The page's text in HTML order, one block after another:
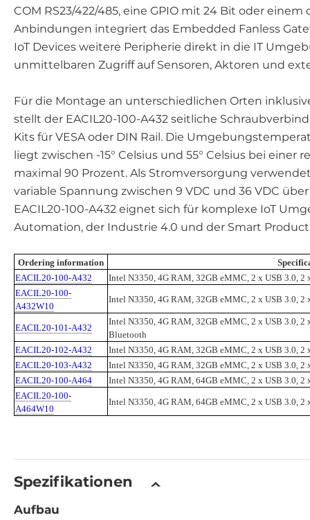
COM RS23/422/485, eine GPIO mit 24 Bit oder
Anbindungen integriert das Embedded Fanless
IoT Devices weitere Peripherie direkt in die IT
unmittelbaren Zugriff auf Sensoren, Aktoren und
Für die Montage an unterschiedlichen Orten
stellt der EACIL20-100-A432 seitliche
Kits für VESA oder DIN Rail. Die
liegt zwischen -15° Celsius und 55° Celsius bei
maximal 90 Prozent. Als Stromversorgung
variable Spannung zwischen 9 VDC und 36 VDC
EACIL20-100-A432 eignet sich für komplexe IoT
Automation, der Industrie 4.0 und der Smart
Ordering information
EACIL20-100-A432
Intel N3350, 4G RAM, 32GB eMMC, 2 x USB 3.0, 2
EACIL20-100-
A432W10
Intel N3350, 4G RAM, 32GB eMMC, 2 x USB 3.0, 2
EACIL20-101-A432
Intel N3350, 4G RAM, 32GB eMMC, 2 x USB 3.0,
Bluetooth
EACIL20-102-A432
Intel N3350, 4G RAM, 32GB eMMC, 2 x USB 3.0, 2
EACIL20-103-A432
Intel N3350, 4G RAM, 32GB eMMC, 2 x USB 3.0, 2
EACIL20-100-A464
Intel N3350, 4G RAM, 64GB eMMC, 2 x USB 3.0, 2
EACIL20-100-
A464W10
Intel N3350, 4G RAM, 64GB eMMC, 2 x USB 3.0, 2
Spezifikationen
Aufbau